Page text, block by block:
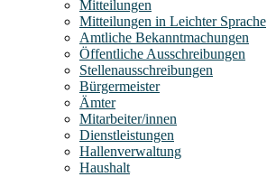
Mitteilungen
Mitteilungen in Leichter Sprache
Amtliche Bekanntmachungen
Öffentliche Ausschreibungen
Stellenausschreibungen
Bürgermeister
Ämter
Mitarbeiter/innen
Dienstleistungen
Hallenverwaltung
Haushalt